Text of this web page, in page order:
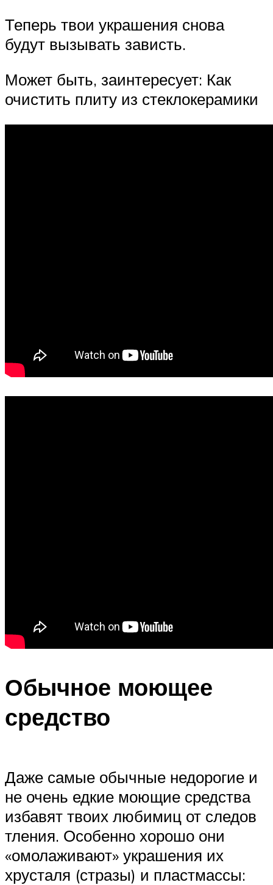
Теперь твои украшения снова
будут вызывать зависть.
Может быть, заинтересует: Как
очистить плиту из стеклокерамики
Обычное моющее
средство
Даже самые обычные недорогие и
не очень едкие моющие средства
избавят твоих любимиц от следов
тления. Особенно хорошо они
«омолаживают» украшения их
хрусталя (стразы) и пластмассы: